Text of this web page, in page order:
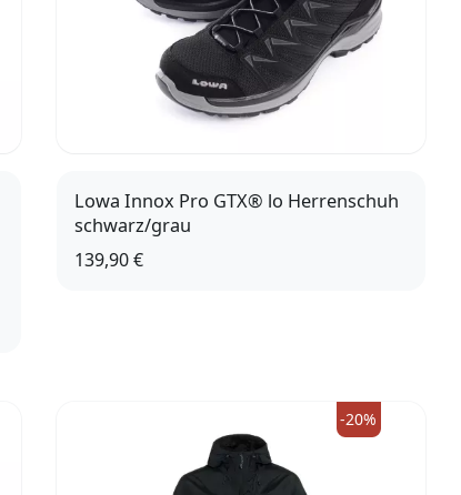
Lowa Innox Pro GTX® lo Herrenschuh
schwarz/grau
139,90 €
-20%